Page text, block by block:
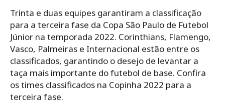
Trinta e duas equipes garantiram a classificação
para a terceira fase da Copa São Paulo de Futebol
Júnior na temporada 2022. Corinthians, Flamengo,
Vasco, Palmeiras e Internacional estão entre os
classificados, garantindo o desejo de levantar a
taça mais importante do futebol de base. Confira
os times classificados na Copinha 2022 para a
terceira fase.